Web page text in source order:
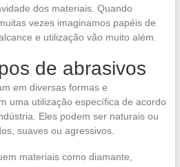
dos materiais. Quando
vezes imaginamos papéis de
e utilização vão muito além.
de abrasivos
em diversas formas e
uma utilização específica de acordo
Eles podem ser naturais ou
suaves ou agressivos.
materiais como diamante,